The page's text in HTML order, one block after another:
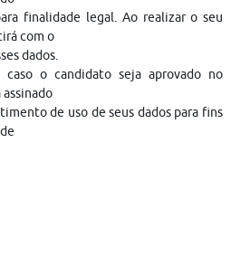
finalidade legal. Ao realizar o seu
com o
dados.
caso o candidato seja aprovado no
de uso de seus dados para fins